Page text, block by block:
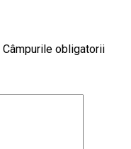
Câmpurile obligatorii